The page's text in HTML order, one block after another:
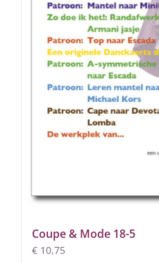
Coupe & Mode 18-5
€ 10,75